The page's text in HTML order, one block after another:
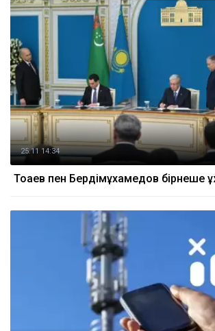
25.11 14:34
Тоқаев пен Бердімұхамедов бірнеше